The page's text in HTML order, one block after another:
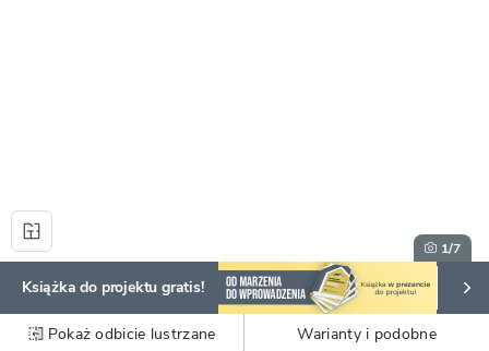
1/7
Książka do projektu gratis!
Pokaż odbicie lustrzane Warianty i podobne